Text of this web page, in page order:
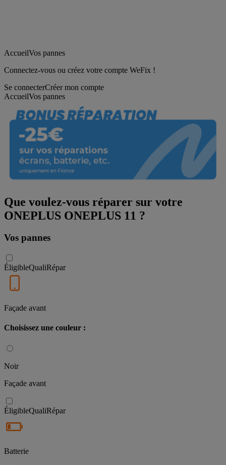
AccueilVos pannes
Connectez-vous ou créez votre compte WeFix !
Se connecterCréer mon compte
AccueilVos pannes
Que voulez-vous réparer sur votre
ONEPLUS ONEPLUS 11 ?
Vos pannes
ÉligibleQualiRépar
Façade avant
Choisissez une couleur :
Noir
Façade avant
ÉligibleQualiRépar
Batterie